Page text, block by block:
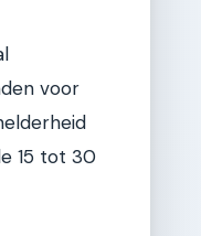
voor
15 tot 30